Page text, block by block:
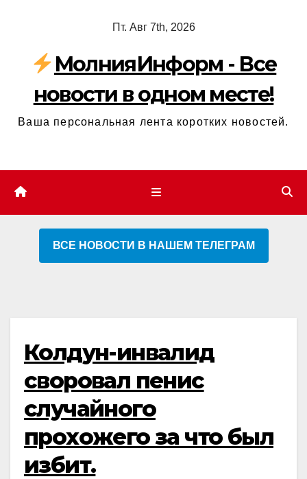
содержимому
Пт. Авг 7th, 2026
МолнияИнформ - Все
новости в одном месте!
Ваша персональная лента коротких новостей.
ВСЕ НОВОСТИ В НАШЕМ ТЕЛЕГРАМ
Колдун-инвалид
своровал пенис
случайного
прохожего за что был
избит.